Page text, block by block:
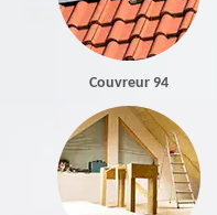
Couvreur 94